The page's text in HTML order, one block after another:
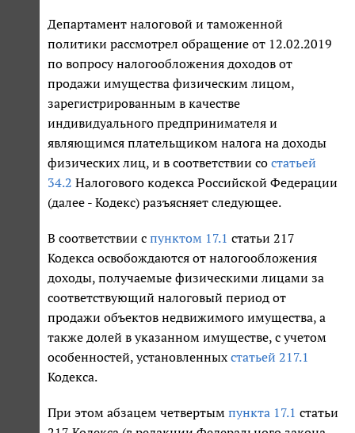
Департамент налоговой и таможенной
политики рассмотрел обращение от 12.02.2019
по вопросу налогообложения доходов от
продажи имущества физическим лицом,
зарегистрированным в качестве
индивидуального предпринимателя и
являющимся плательщиком налога на доходы
физических лиц, и в соответствии со статьей
34.2 Налогового кодекса Российской Федерации
(далее - Кодекс) разъясняет следующее.
В соответствии с пунктом 17.1 статьи 217
Кодекса освобождаются от налогообложения
доходы, получаемые физическими лицами за
соответствующий налоговый период от
продажи объектов недвижимого имущества, а
также долей в указанном имуществе, с учетом
особенностей, установленных статьей 217.1
Кодекса.
При этом абзацем четвертым пункта 17.1 статьи